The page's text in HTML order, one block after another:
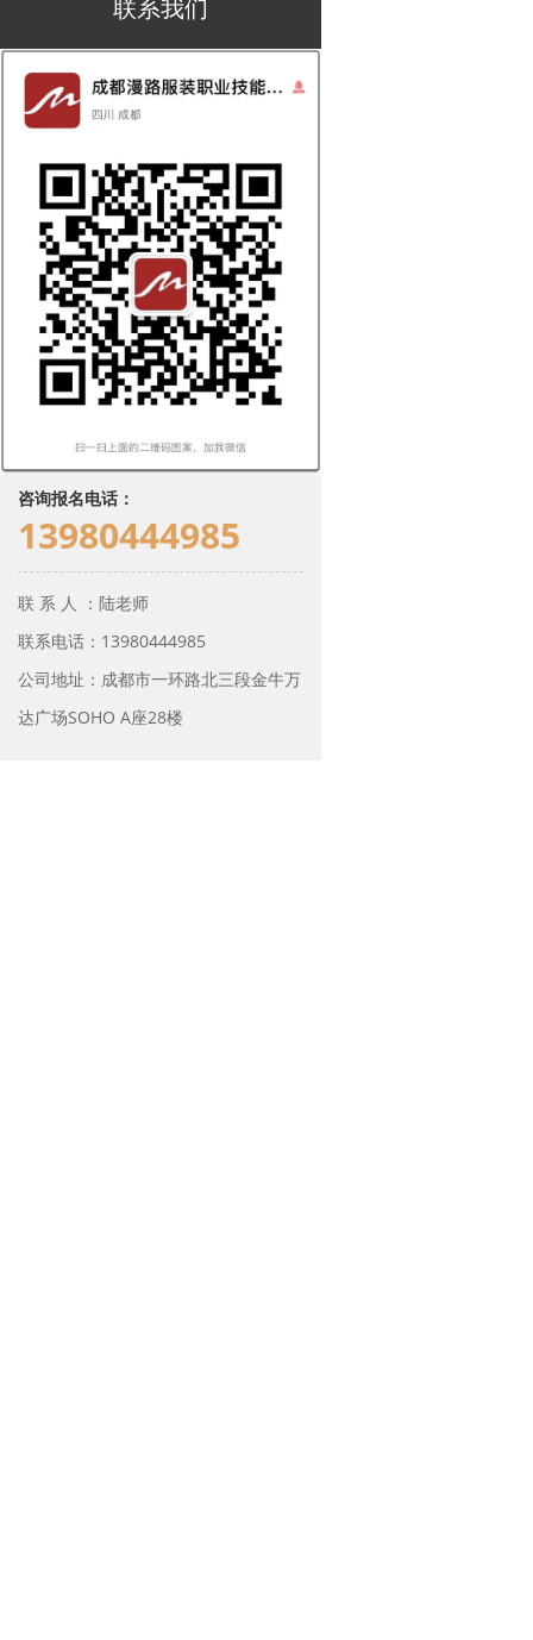
联系我们
咨询报名电话：
13980444985
联 系 人 ：陆老师
联系电话：13980444985
公司地址：成都市一环路北三段金牛万
达广场SOHO A座28楼